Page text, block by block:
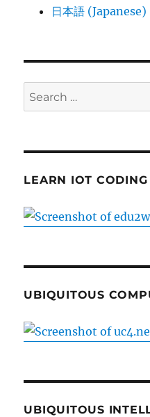
日本語 (Japanese)
Search
for:
LEARN IOT
UBIQUITOUS
UBIQUITOUS